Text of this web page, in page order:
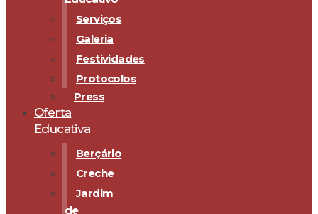
Serviços
Galeria
Festividades
Protocolos
Press
Oferta
Educativa
Berçário
Creche
Jardim
de